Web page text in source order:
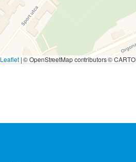
Leaflet |© OpenStreetMap contributors © CARTO